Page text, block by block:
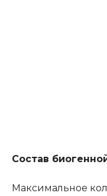
Состав
Максимальное